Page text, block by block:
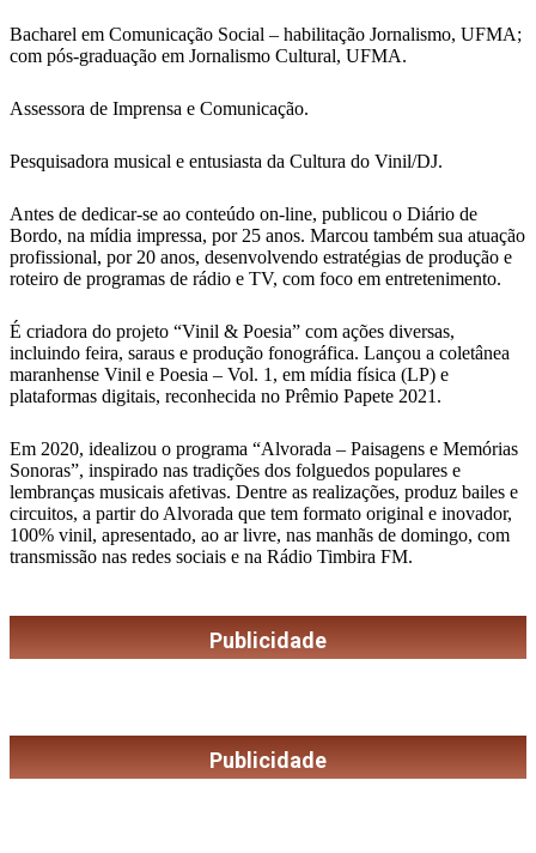
Bacharel em Comunicação Social – habilitação Jornalismo, UFMA;
com pós-graduação em Jornalismo Cultural, UFMA.
Assessora de Imprensa e Comunicação.
Pesquisadora musical e entusiasta da Cultura do Vinil/DJ.
Antes de dedicar-se ao conteúdo on-line, publicou o Diário de
Bordo, na mídia impressa, por 25 anos. Marcou também sua atuação
profissional, por 20 anos, desenvolvendo estratégias de produção e
roteiro de programas de rádio e TV, com foco em entretenimento.
É criadora do projeto “Vinil & Poesia” com ações diversas,
incluindo feira, saraus e produção fonográfica. Lançou a coletânea
maranhense Vinil e Poesia – Vol. 1, em mídia física (LP) e
plataformas digitais, reconhecida no Prêmio Papete 2021.
Em 2020, idealizou o programa “Alvorada – Paisagens e Memórias
Sonoras”, inspirado nas tradições dos folguedos populares e
lembranças musicais afetivas. Dentre as realizações, produz bailes e
circuitos, a partir do Alvorada que tem formato original e inovador,
100% vinil, apresentado, ao ar livre, nas manhãs de domingo, com
transmissão nas redes sociais e na Rádio Timbira FM.
Publicidade
Publicidade